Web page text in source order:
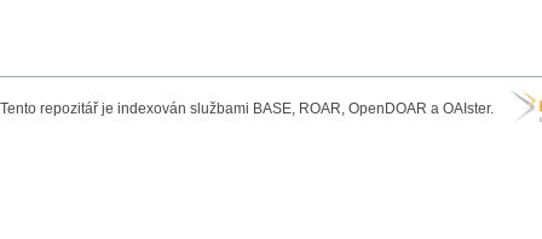
Tento repozitář je indexován službami BASE, ROAR, OpenDOAR a OAIster.